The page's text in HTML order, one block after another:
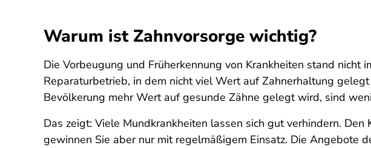
Warum ist Zahnvorsorge wichtig?
Die Vorbeugung und Früherkennung von Krankheiten stand nicht
Reparaturbetrieb, in dem nicht viel Wert auf Zahnerhaltung
Bevölkerung mehr Wert auf gesunde Zähne gelegt wird, sind
Das zeigt: Viele Mundkrankheiten lassen sich gut verhindern.
gewinnen Sie aber nur mit regelmäßigem Einsatz. Die Angebote